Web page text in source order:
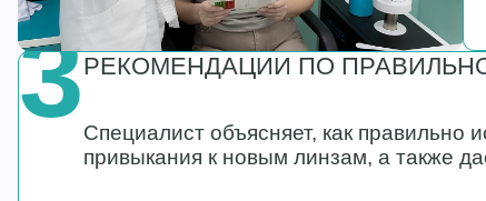
3РЕКОМЕНДАЦИИ ПО
Специалист объясняет, как правильно
привыкания к новым линзам, а также